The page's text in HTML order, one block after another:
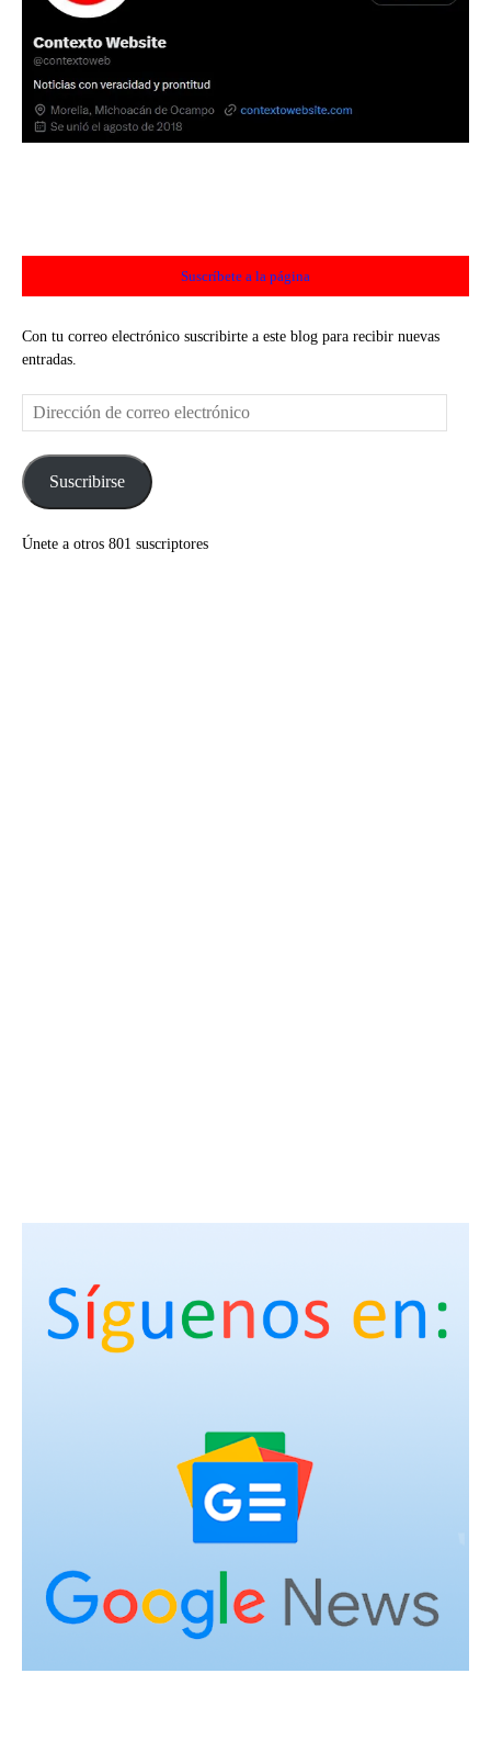
Suscríbete a la página
Con tu correo electrónico suscribirte a este blog para recibir nuevas
entradas.
Dirección
de
electrónicoSuscribirse
Únete a otros 801 suscriptores